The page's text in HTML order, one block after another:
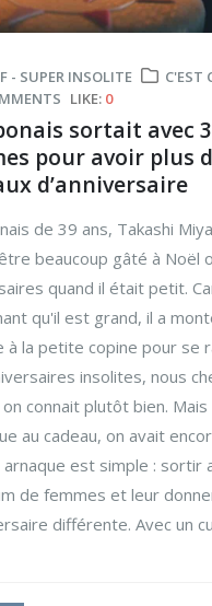
- SUPER INSOLITE
C'EST
LIKE: 0
sortait avec
pour avoir plus
d’anniversaire
de 39 ans, Takashi
beaucoup gâté à Noël
quand il était petit.
qu'il est grand, il a
à la petite copine pour se
insolites, nous
connait plutôt bien.
au cadeau, on avait
arnaque est simple : sortir
de femmes et leur
différente. Avec un